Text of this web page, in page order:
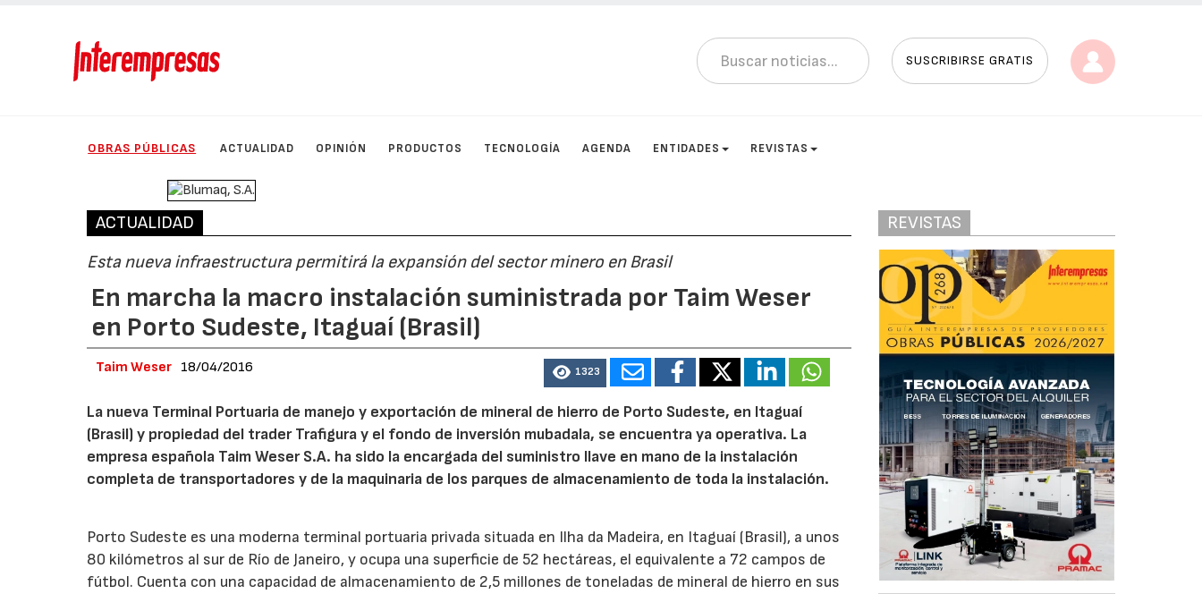
SUSCRIBIRSE GRATIS
OBRAS PÚBLICAS ACTUALIDAD OPINIÓN PRODUCTOS TECNOLOGÍA AGENDA ENTIDADES REVISTAS
ACTUALIDAD
Esta nueva infraestructura permitirá la expansión del sector minero en Brasil
En marcha la macro instalación suministrada por Taim Weser
en Porto Sudeste, Itaguaí (Brasil)
Taim Weser 18/04/2016 1323
La nueva Terminal Portuaria de manejo y exportación de mineral de hierro de Porto Sudeste, en Itaguaí
(Brasil) y propiedad del trader Trafigura y el fondo de inversión mubadala, se encuentra ya operativa. La
empresa española Taim Weser S.A. ha sido la encargada del suministro llave en mano de la instalación
completa de transportadores y de la maquinaria de los parques de almacenamiento de toda la instalación.
Porto Sudeste es una moderna terminal portuaria privada situada en Ilha da Madeira, en Itaguaí (Brasil), a unos
80 kilómetros al sur de Río de Janeiro, y ocupa una superficie de 52 hectáreas, el equivalente a 72 campos de
fútbol. Cuenta con una capacidad de almacenamiento de 2,5 millones de toneladas de mineral de hierro en sus
REVISTAS